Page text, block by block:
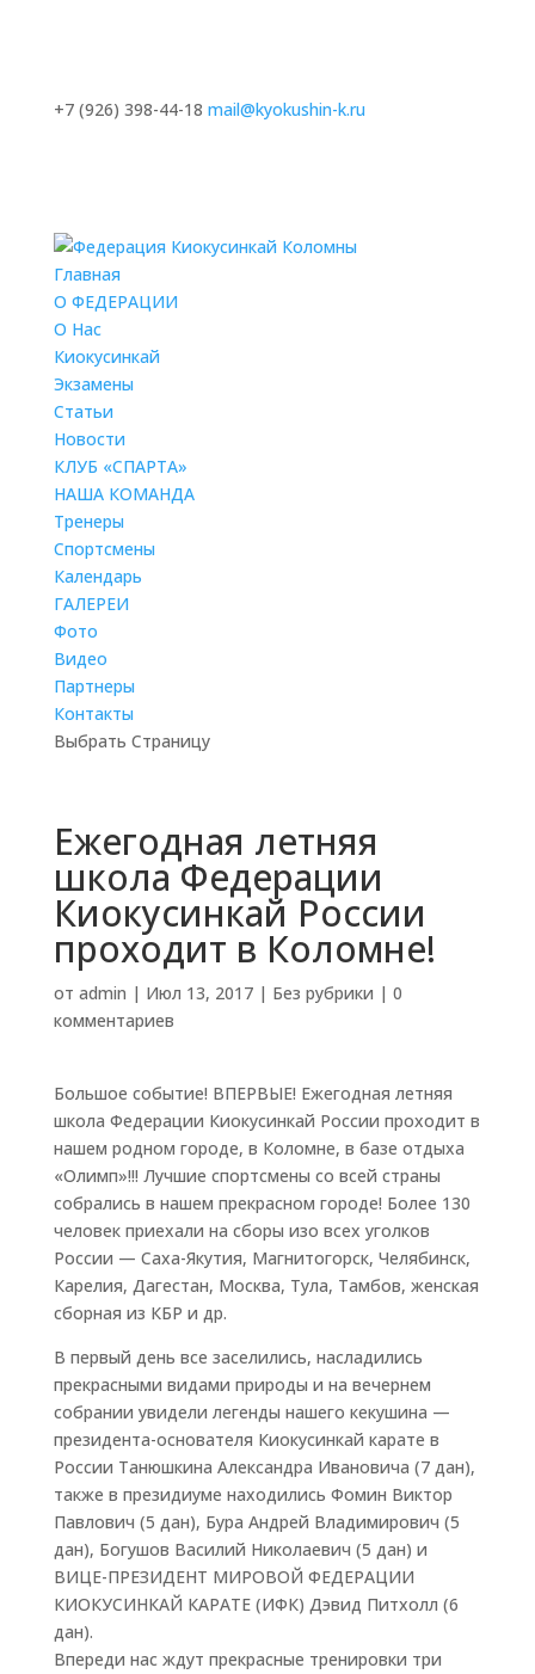
+7 (926) 398-44-18 mail@kyokushin-k.ru
Главная
О ФЕДЕРАЦИИ
О Нас
Киокусинкай
Экзамены
Статьи
Новости
КЛУБ «СПАРТА»
НАША КОМАНДА
Тренеры
Cпортсмены
Календарь
ГАЛЕРЕИ
Фото
Видео
Партнеры
Контакты
Выбрать Страницу
Ежегодная летняя
школа Федерации
Киокусинкай России
проходит в Коломне!
от admin | Июл 13, 2017| Без рубрики | 0
комментариев
Большое событие! ВПЕРВЫЕ! Ежегодная летняя
школа Федерации Киокусинкай России проходит в
нашем родном городе, в Коломне, в базе отдыха
«Олимп»!!! Лучшие спортсмены со всей страны
собрались в нашем прекрасном городе! Более 130
человек приехали на сборы изо всех уголков
России — Саха-Якутия, Магнитогорск, Челябинск,
Карелия, Дагестан, Москва, Тула, Тамбов, женская
сборная из КБР и др.
В первый день все заселились, насладились
прекрасными видами природы и на вечернем
собрании увидели легенды нашего кекушина —
президента-основателя Киокусинкай карате в
России Танюшкина Александра Ивановича (7 дан),
также в президиуме находились Фомин Виктор
Павлович (5 дан), Бура Андрей Владимирович (5
дан), Богушов Василий Николаевич (5 дан) и
ВИЦЕ-ПРЕЗИДЕНТ МИРОВОЙ ФЕДЕРАЦИИ
КИОКУСИНКАЙ КАРАТЕ (ИФК) Дэвид Питхолл (6
дан).
Впереди нас ждут прекрасные тренировки три